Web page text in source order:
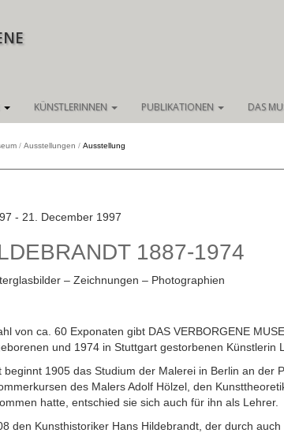
KÜNSTLERINNEN PUBLIKATIONEN DAS
Ausstellungen Ausstellung
- 21. December 1997
1887-1974
– Zeichnungen – Photographien
von ca. 60 Exponaten gibt DAS VERBORGENE
und 1974 in Stuttgart gestorbenen Künstlerin
beginnt 1905 das Studium der Malerei in Berlin an der
des Malers Adolf Hölzel, den
hatte, entschied sie sich auch für ihn als Lehrer.
den Kunsthistoriker Hans Hildebrandt, der durch